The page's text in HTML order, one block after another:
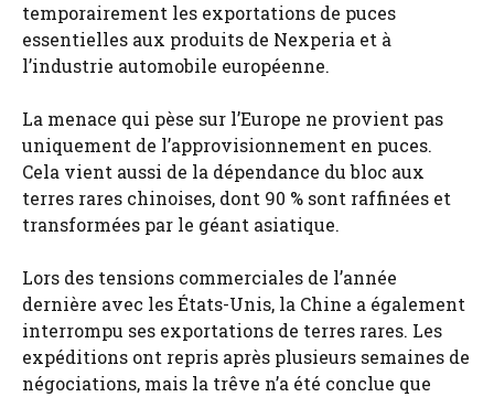
temporairement les exportations de puces
essentielles aux produits de Nexperia et à
l’industrie automobile européenne.
La menace qui pèse sur l’Europe ne provient pas
uniquement de l’approvisionnement en puces.
Cela vient aussi de la dépendance du bloc aux
terres rares chinoises, dont 90 % sont raffinées et
transformées par le géant asiatique.
Lors des tensions commerciales de l’année
dernière avec les États-Unis, la Chine a également
interrompu ses exportations de terres rares. Les
expéditions ont repris après plusieurs semaines de
négociations, mais la trêve n’a été conclue que